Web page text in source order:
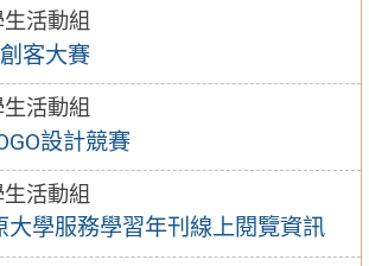
生活動組
客大賽
生活動組
設計競賽
生活動組
大學服務學習年刊線上閱覽資訊